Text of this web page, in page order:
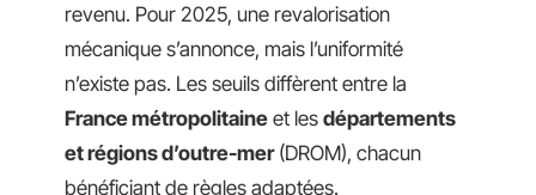
revenu. Pour 2025, une revalorisation
mécanique s’annonce, mais l’uniformité
n’existe pas. Les seuils diffèrent entre la
France métropolitaine et les départements
et régions d’outre-mer(DROM), chacun
bénéficiant de règles adaptées.